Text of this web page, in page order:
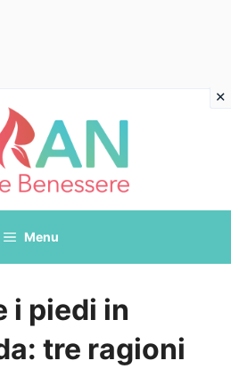
Menu
i piedi in
tre ragioni